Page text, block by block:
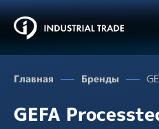
Главная Бренды
GEFA